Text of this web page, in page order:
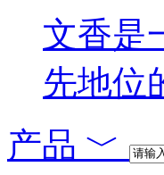
文香是
先地位
产品 ﹀